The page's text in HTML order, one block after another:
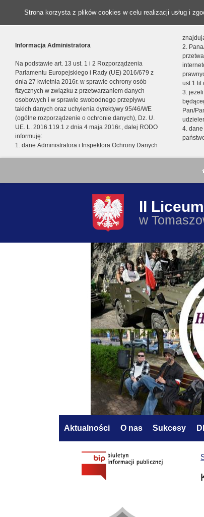
Strona korzysta z plików cookies w celu realizacji usług i
Informacja Administratora
Na podstawie art. 13 ust. 1 i 2 Rozporządzenia
Parlamentu Europejskiego i Rady (UE) 2016/679 z
dnia 27 kwietnia 2016r. w sprawie ochrony osób
fizycznych w związku z przetwarzaniem danych
osobowych i w sprawie swobodnego przepływu
takich danych oraz uchylenia dyrektywy 95/46/WE
(ogólne rozporządzenie o ochronie danych), Dz. U.
UE. L. 2016.119.1 z dnia 4 maja 2016r., dalej RODO
informuję:
1. dane Administratora i Inspektora Ochrony Danych
2.
ust.1
3.
Pan/
4.
II
w
Aktualności O nas Sukcesy